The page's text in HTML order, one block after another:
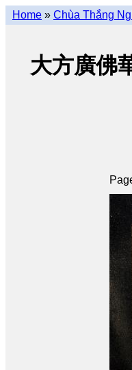
Home » Chùa Thắng
大方廣佛